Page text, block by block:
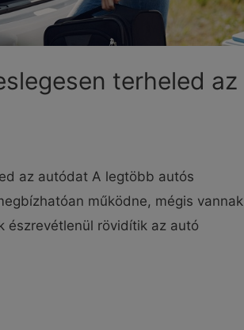
terheled az
az autódat A legtöbb autós
működne, mégis vannak
észrevétlenül rövidítik az autó